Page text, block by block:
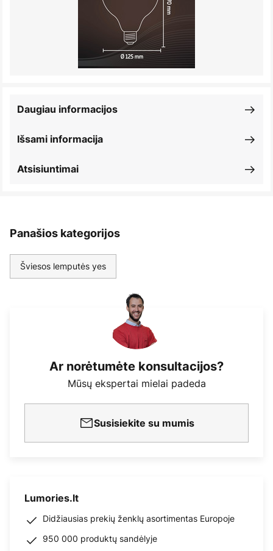
Išsami informacija
Daugiau informacijos
Atsisiuntimai
Panašios kategorijos
Šviesos lemputės yes
Ar norėtumėte konsultacijos?
Mūsų ekspertai mielai padeda
Susisiekite su mumis
Lumories.lt
Didžiausias prekių ženklų asortimentas Europoje
950 000 produktų sandėlyje